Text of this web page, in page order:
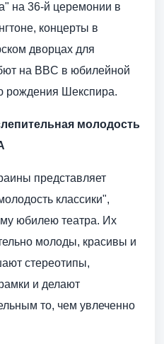
на 36-й церемонии в
концерты в
дворцах для
на BBC в юбилейной
рождения Шекспира.
молодость
представляет
классики",
юбилею театра. Их
молоды, красивы и
стереотипы,
и делают
то, чем увлеченно